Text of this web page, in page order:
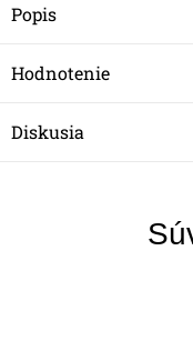
Popis
Hodnotenie
Diskusia